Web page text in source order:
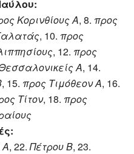
Κορινθίους Α, 8. προς
, 10. προς
, 12. προς
Α, 14.
, 15. προς Τιμόθεον Α, 16.
Τίτον, 18. προς
Α, 22. Πέτρου Β, 23.